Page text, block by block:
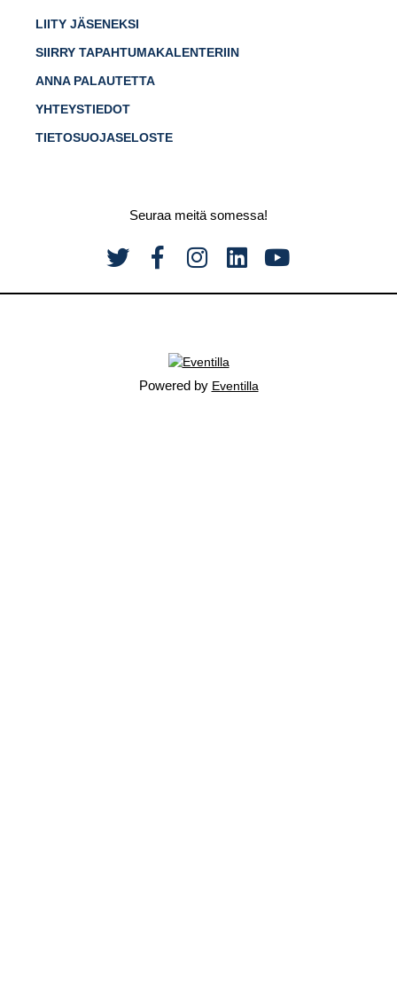
LIITY JÄSENEKSI
SIIRRY TAPAHTUMAKALENTERIIN
ANNA PALAUTETTA
YHTEYSTIEDOT
TIETOSUOJASELOSTE
Seuraa meitä somessa!
Powered by Eventilla